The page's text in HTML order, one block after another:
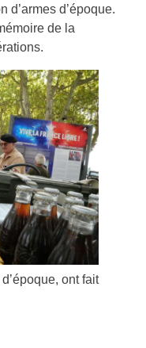
d’armes d’époque.
de la
ont fait